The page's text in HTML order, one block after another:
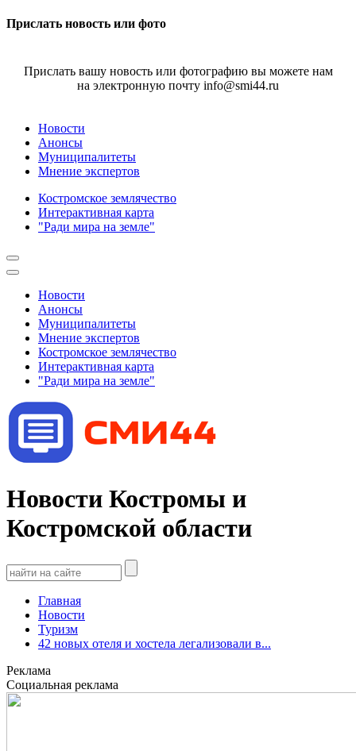
Прислать новость или фото
Прислать вашу новость или фотографию вы можете нам
на электронную почту info@smi44.ru
Новости
Анонсы
Муниципалитеты
Мнение экспертов
Костромское землячество
Интерактивная карта
"Ради мира на земле"
Новости
Анонсы
Муниципалитеты
Мнение экспертов
Костромское землячество
Интерактивная карта
"Ради мира на земле"
Новости Костромы и
Костромской области
Главная
Новости
Туризм
42 новых отеля и хостела легализовали в...
Реклама
Социальная реклама